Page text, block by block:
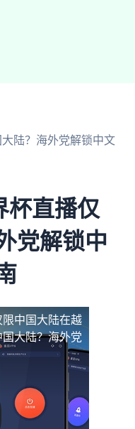
陆？海外党解锁中文
杯直播仅
党解锁中
中国大陆在越
大陆？海外党